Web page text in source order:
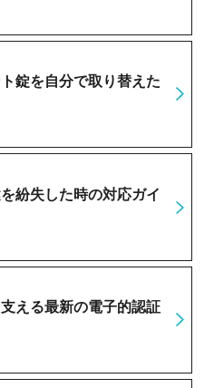
錠を自分で取り替えた
紛失した時の対応ガイ
える最新の電子的認証